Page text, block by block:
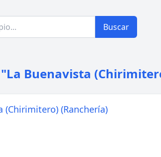
Buscar
"La Buenavista
(Chirimitero) (Ranchería)